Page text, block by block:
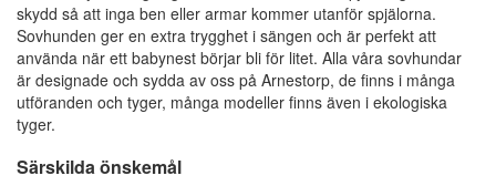
skydd så att inga ben eller armar kommer utanför spjälorna.
Sovhunden ger en extra trygghet i sängen och är perfekt att
använda när ett babynest börjar bli för litet. Alla våra sovhundar
är designade och sydda av oss på Arnestorp, de finns i många
utföranden och tyger, många modeller finns även i ekologiska
tyger.
Särskilda önskemål